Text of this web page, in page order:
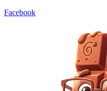
Facebook